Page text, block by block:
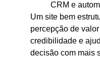
CRM e
Um site bem
percepção de
credibilidade e
decisão com mais